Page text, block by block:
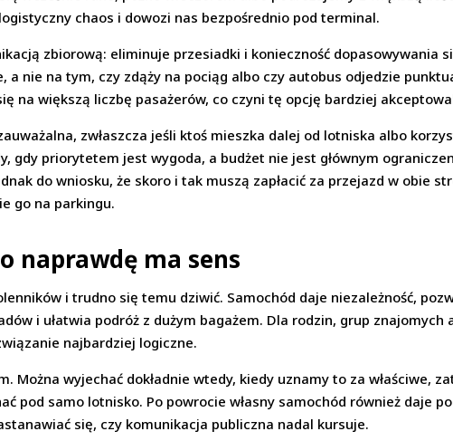
chaos i dowozi nas bezpośrednio pod terminal.
zbiorową: eliminuje przesiadki i konieczność dopasowywania
a nie na tym, czy zdąży na pociąg albo czy autobus odjedzie
na większą liczbę pasażerów, co czyni tę opcję bardziej
zwłaszcza jeśli ktoś mieszka dalej od lotniska albo
gdy priorytetem jest wygoda, a budżet nie jest głównym
do wniosku, że skoro i tak muszą zapłacić za przejazd w obie
go na parkingu.
naprawdę ma sens
i trudno się temu dziwić. Samochód daje niezależność,
i ułatwia podróż z dużym bagażem. Dla rodzin, grup znajomych
najbardziej logiczne.
Można wyjechać dokładnie wtedy, kiedy uznamy to za właściwe,
pod samo lotnisko. Po powrocie własny samochód również daje
się, czy komunikacja publiczna nadal kursuje.